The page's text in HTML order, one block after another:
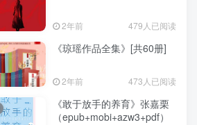
2年前 479人已阅读
《琼瑶作品全集》[共60册]
2年前 473人已阅读
《敢于放手的养育》张嘉栗
（epub+mobi+azw3+pdf）